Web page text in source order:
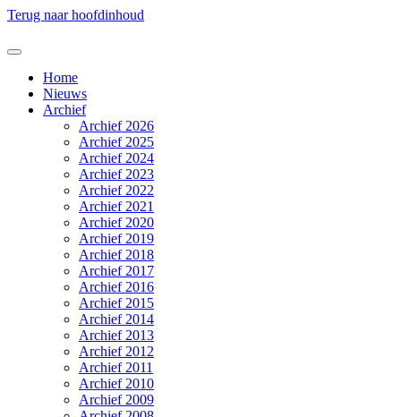
Terug naar hoofdinhoud
Home
Nieuws
Archief
Archief 2026
Archief 2025
Archief 2024
Archief 2023
Archief 2022
Archief 2021
Archief 2020
Archief 2019
Archief 2018
Archief 2017
Archief 2016
Archief 2015
Archief 2014
Archief 2013
Archief 2012
Archief 2011
Archief 2010
Archief 2009